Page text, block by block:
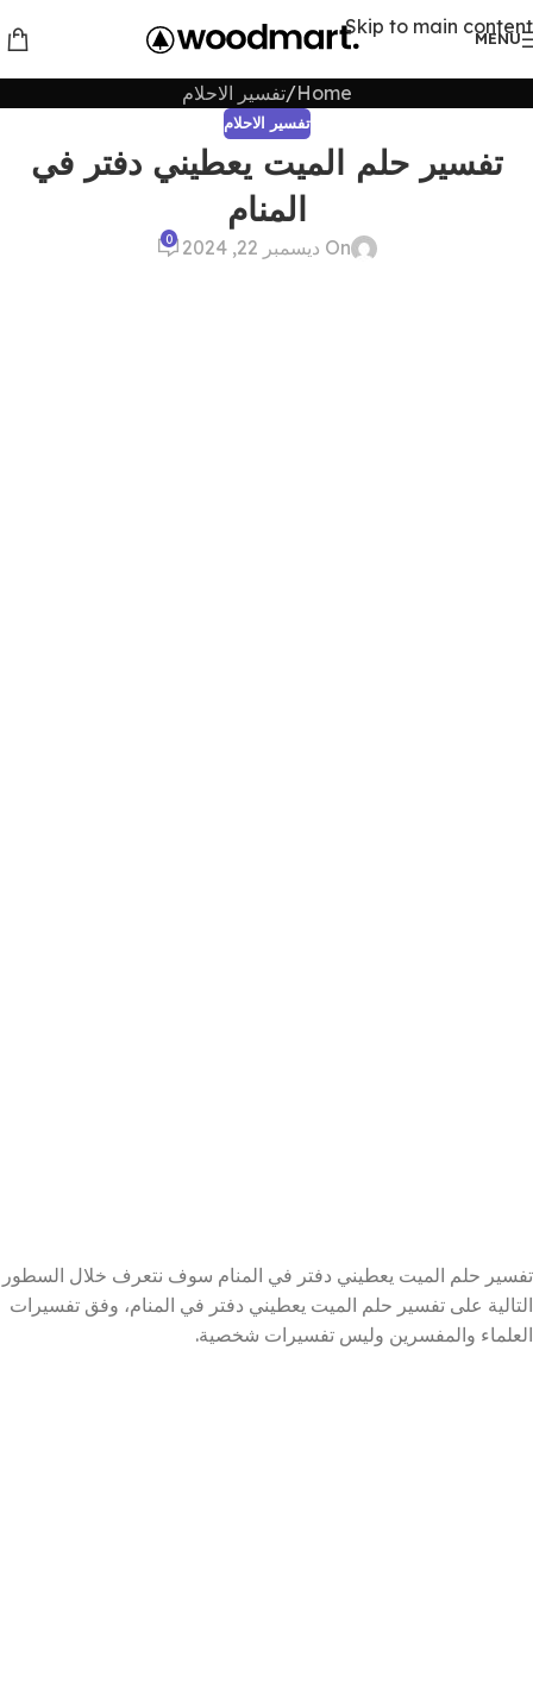
Skip to main content
MENU
Home تفسير الاحلام
تفسير الاحلام
تفسير حلم الميت يعطيني دفتر في
المنام
On ديسمبر 22, 2024 0
تفسير حلم الميت يعطيني دفتر في المنام سوف نتعرف خلال السطور
التالية على تفسير حلم الميت يعطيني دفتر في المنام، وفق تفسيرات
العلماء والمفسرين وليس تفسيرات شخصية.